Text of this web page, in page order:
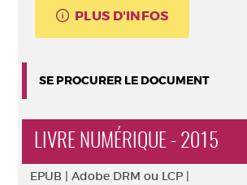
PLUS D'INFOS
SE PROCURER LE DOCUMENT
LIVRE NUMÉRIQUE - 2015
EPUB | Adobe DRM ou LCP |